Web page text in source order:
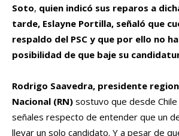
Soto, quien indicó sus reparos a
tarde, Eslayne Portilla, señaló que
respaldo del PSC y que por ello no
posibilidad de que baje su
Rodrigo Saavedra, presidente
Nacional (RN) sostuvo que desde
señales respecto de entender que un
llevar un solo candidato. Y a pesar de